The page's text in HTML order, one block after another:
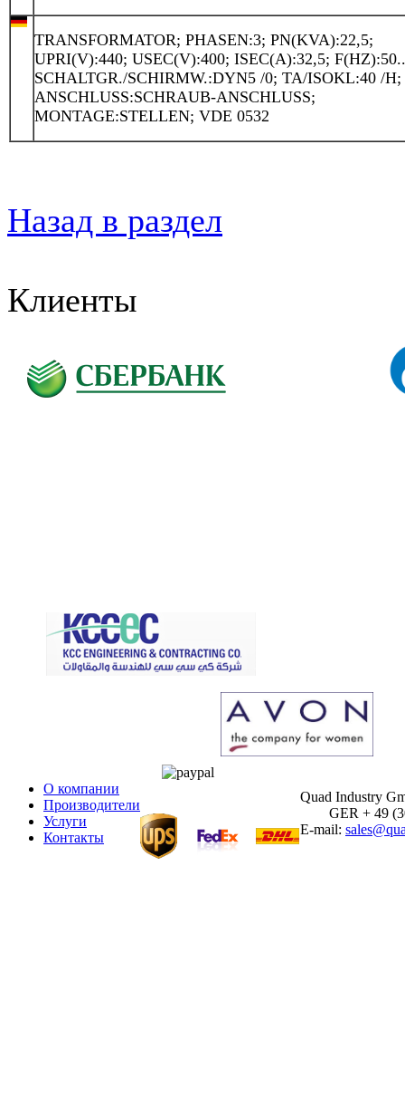
TRANSFORMATOR; PHASEN:3; PN(KVA):22,5;
UPRI(V):440; USEC(V):400; ISEC(A):32,5;
SCHALTGR./SCHIRMW.:DYN5 /0; TA/ISOKL:40 /H;
ANSCHLUSS:SCHRAUB-ANSCHLUSS;
MONTAGE:STELLEN; VDE 0532
Назад в раздел
Клиенты
О компании
Производители
Услуги
Контакты
Quad Industry
GER + 49
E-mail: